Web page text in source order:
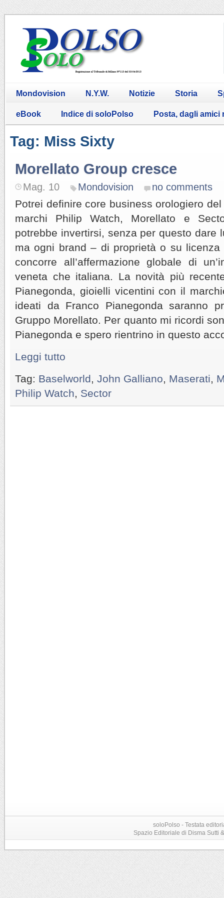
Mondovision N.Y.W. Notizie Storia
eBook Indice di soloPolso Posta, dagli amici
Tag: Miss Sixty
Morellato Group cresce
Mag. 10 Mondovision no comments
Potrei definire core business orologiero
marchi Philip Watch, Morellato e
potrebbe invertirsi, senza per questo dare
ma ogni brand – di proprietà o su
concorre all’affermazione globale di
veneta che italiana. La novità più
Pianegonda, gioielli vicentini con il
ideati da Franco Pianegonda saranno
Gruppo Morellato. Per quanto mi ricordi
Pianegonda e spero rientrino in questo
Leggi tutto
Tag: Baselworld John Galliano Maserati
Philip Watch
Sector
soloPolso - Testata
Spazio Editoriale di Disma Sutti